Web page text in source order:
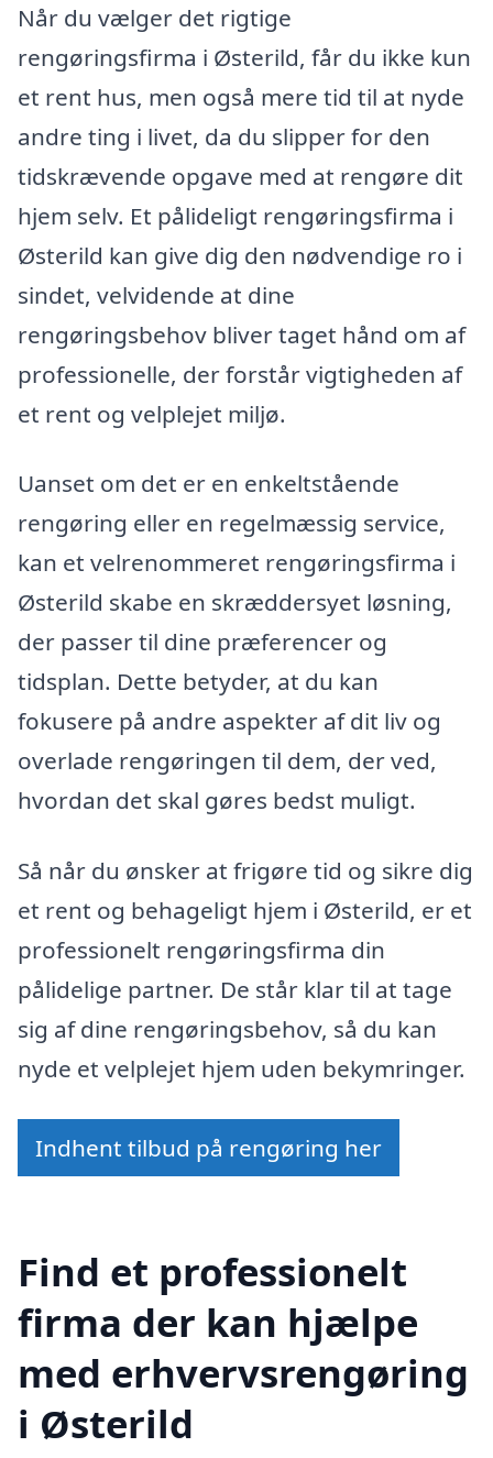
Når du vælger det rigtige
rengøringsfirma i Østerild, får du ikke kun
et rent hus, men også mere tid til at nyde
andre ting i livet, da du slipper for den
tidskrævende opgave med at rengøre dit
hjem selv. Et pålideligt rengøringsfirma i
Østerild kan give dig den nødvendige ro i
sindet, velvidende at dine
rengøringsbehov bliver taget hånd om af
professionelle, der forstår vigtigheden af
et rent og velplejet miljø.
Uanset om det er en enkeltstående
rengøring eller en regelmæssig service,
kan et velrenommeret rengøringsfirma i
Østerild skabe en skræddersyet løsning,
der passer til dine præferencer og
tidsplan. Dette betyder, at du kan
fokusere på andre aspekter af dit liv og
overlade rengøringen til dem, der ved,
hvordan det skal gøres bedst muligt.
Så når du ønsker at frigøre tid og sikre dig
et rent og behageligt hjem i Østerild, er et
professionelt rengøringsfirma din
pålidelige partner. De står klar til at tage
sig af dine rengøringsbehov, så du kan
nyde et velplejet hjem uden bekymringer.
Indhent tilbud på rengøring her
Find et professionelt
firma der kan hjælpe
med erhvervsrengøring
i Østerild